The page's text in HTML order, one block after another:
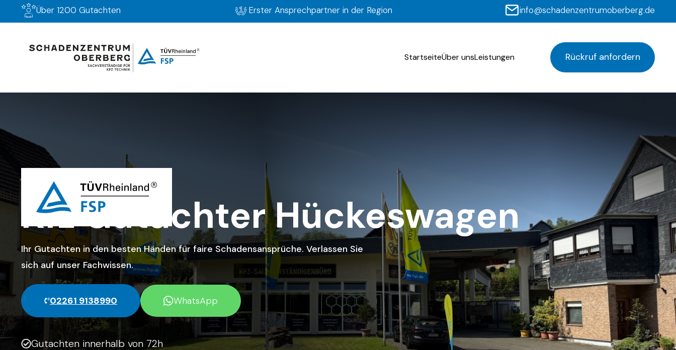
Über 1200 Gutachten Erster Ansprechpartner in der Region info@schadenzentrumoberberg.de
StartseiteÜber unsLeistungen Rückruf anfordern
Kfz Gutachter Hückeswagen
Ihr Gutachten in den besten Händen für faire Schadensansprüche. Verlassen Sie
sich auf unser Fachwissen.
02261 9138990 WhatsApp
Gutachten innerhalb von 72h